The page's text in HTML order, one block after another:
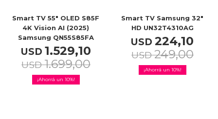
Smart TV 55" OLED S85F
4K Vision AI (2025)
Samsung QN55S85FA
USD 1.529,10
USD 1.699,00
10
Smart TV Samsung 32"
HD UN32T4310AG
USD 224,10
USD 249,00
10
TV & Audio
Hogar